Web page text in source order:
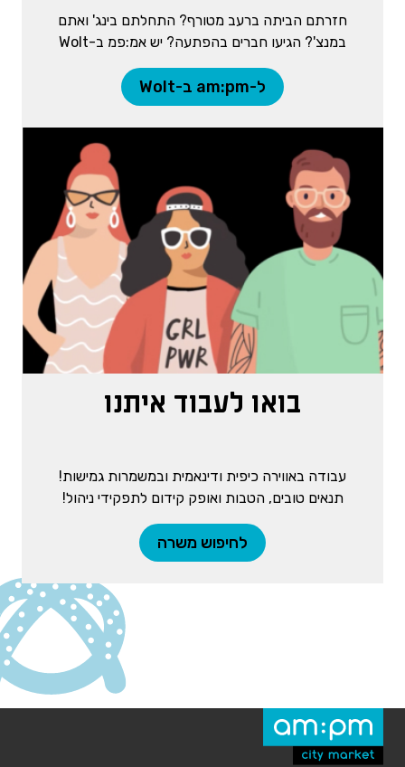
חזרתם הביתה ברעב מטורף? התחלתם בינג' ואתם
במנצ'? הגיעו חברים בהפתעה? יש אמ:פמ ב-Wolt
ל-am:pm ב-Wolt
בואו לעבוד איתנו
עבודה באווירה כיפית ודינאמית ובמשמרות גמישות!
תנאים טובים, הטבות ואופק קידום לתפקידי ניהול!
לחיפוש משרה